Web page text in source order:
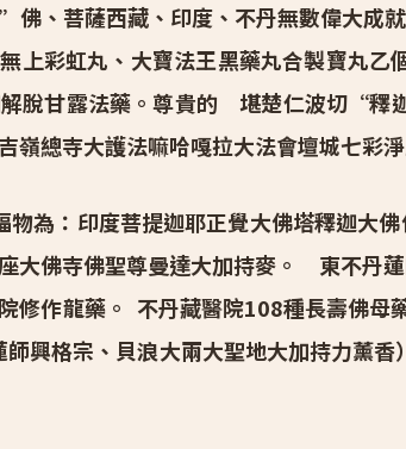
、菩薩西藏、印度、不丹無數偉大成
上彩虹丸、大寶法王黑藥丸合製寶丸
脫甘露法藥。尊貴的 堪楚仁波切“釋
嶺總寺大護法嘛哈嘎拉大法會壇城七彩淨
為：印度菩提迦耶正覺大佛塔釋迦大
大佛寺佛聖尊曼達大加持麥。 東不
修作龍藥。 不丹藏醫院108種長壽佛
興格宗、貝浪大兩大聖地大加持力薰